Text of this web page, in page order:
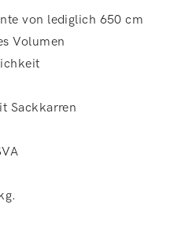
von lediglich 650 cm
Volumen
Sackkarren